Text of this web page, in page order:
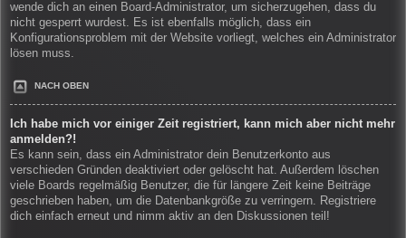
wende dich an einen Board-Administrator, um sicherzugehen, dass du
nicht gesperrt wurdest. Es ist ebenfalls möglich, dass ein
Konfigurationsproblem mit der Website vorliegt, welches ein Administrator
lösen muss.
NACH OBEN
Ich habe mich vor einiger Zeit registriert, kann mich aber nicht mehr
anmelden?!
Es kann sein, dass ein Administrator dein Benutzerkonto aus
verschieden Gründen deaktiviert oder gelöscht hat. Außerdem löschen
viele Boards regelmäßig Benutzer, die für längere Zeit keine Beiträge
geschrieben haben, um die Datenbankgröße zu verringern. Registriere
dich einfach erneut und nimm aktiv an den Diskussionen teil!